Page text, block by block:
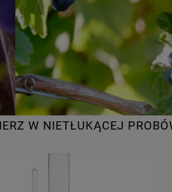
W NIETŁUKĄCEJ